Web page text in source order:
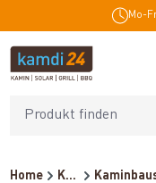
Mo-
Home Kaminöfen